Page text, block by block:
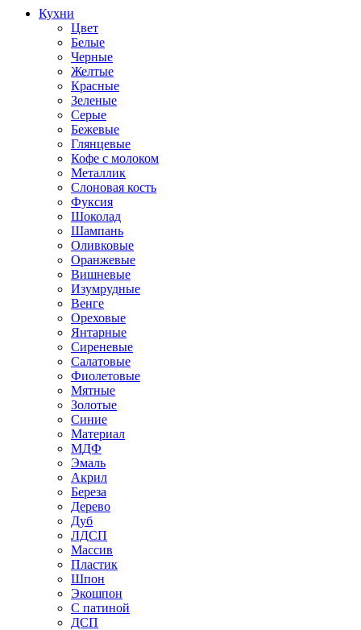
Кухни
Цвет
Белые
Черные
Желтые
Красные
Зеленые
Серые
Бежевые
Глянцевые
Кофе с молоком
Металлик
Слоновая кость
Фуксия
Шоколад
Шампань
Оливковые
Оранжевые
Вишневые
Изумрудные
Венге
Ореховые
Янтарные
Сиреневые
Салатовые
Фиолетовые
Мятные
Золотые
Синие
Материал
МДФ
Эмаль
Акрил
Береза
Дерево
Дуб
ЛДСП
Массив
Пластик
Шпон
Экошпон
С патиной
ДСП